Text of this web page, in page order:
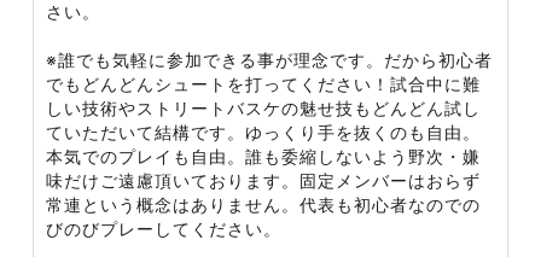
さい。
※誰でも気軽に参加できる事が理念です。だから初心者
でもどんどんシュートを打ってください！試合中に難
しい技術やストリートバスケの魅せ技もどんどん試し
ていただいて結構です。ゆっくり手を抜くのも自由。
本気でのプレイも自由。誰も委縮しないよう野次・嫌
味だけご遠慮頂いております。固定メンバーはおらず
常連という概念はありません。代表も初心者なのでの
びのびプレーしてください。